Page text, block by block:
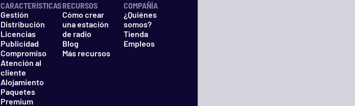
CARACTERÍSTICAS
Gestión
Distribución
Licencias
Publicidad
Compromiso
Atención al
cliente
Alojamiento
Paquetes
Premium
RECURSOS
Cómo crear
una estación
de radio
Blog
Más recursos
COMPAÑÍA
¿Quiénes
somos?
Tienda
Empleos